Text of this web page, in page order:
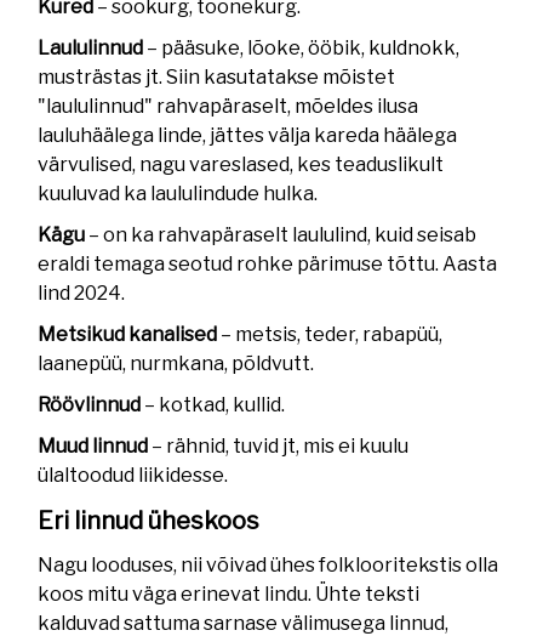
Kured – sookurg, toonekurg.
Laululinnud – pääsuke, lõoke, ööbik, kuldnokk,
musträstas jt. Siin kasutatakse mõistet
"laululinnud" rahvapäraselt, mõeldes ilusa
lauluhäälega linde, jättes välja kareda häälega
värvulised, nagu vareslased, kes teaduslikult
kuuluvad ka laululindude hulka.
Kägu – on ka rahvapäraselt laululind, kuid seisab
eraldi temaga seotud rohke pärimuse tõttu. Aasta
lind 2024.
Metsikud kanalised – metsis, teder, rabapüü,
laanepüü, nurmkana, põldvutt.
Röövlinnud – kotkad, kullid.
Muud linnud – rähnid, tuvid jt, mis ei kuulu
ülaltoodud liikidesse.
Eri linnud üheskoos
Nagu looduses, nii võivad ühes folklooritekstis olla
koos mitu väga erinevat lindu. Ühte teksti
kalduvad sattuma sarnase välimusega linnud,